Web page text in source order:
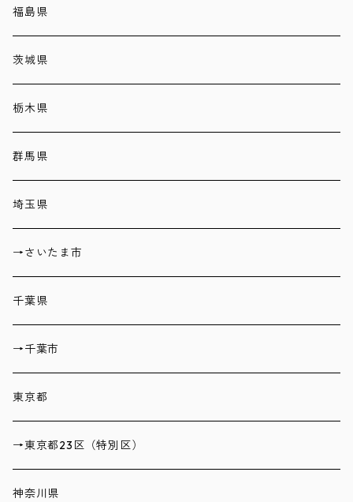
福島県
茨城県
栃木県
群馬県
埼玉県
→さいたま市
千葉県
→千葉市
東京都
→東京都23区（特別区）
神奈川県